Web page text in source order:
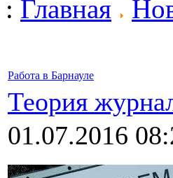
: Главная
Работа в Барнауле
Теория
01.07.2016